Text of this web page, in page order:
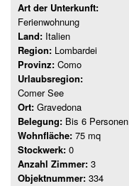
Art der Unterkunft:
Ferienwohnung
Land: Italien
Region: Lombardei
Provinz: Como
Urlaubsregion:
Comer See
Ort: Gravedona
Belegung: Bis 6 Personen
Wohnfläche: 75 mq
Stockwerk: 0
Anzahl Zimmer: 3
Objektnummer: 334